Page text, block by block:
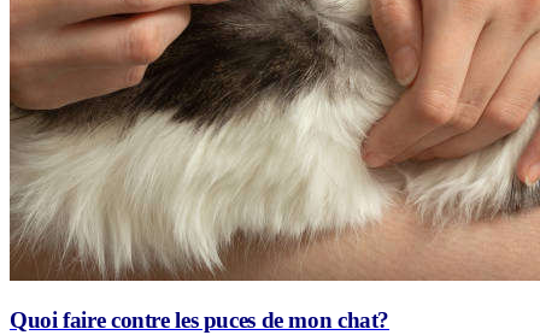
Quoi faire contre les puces de mon chat?